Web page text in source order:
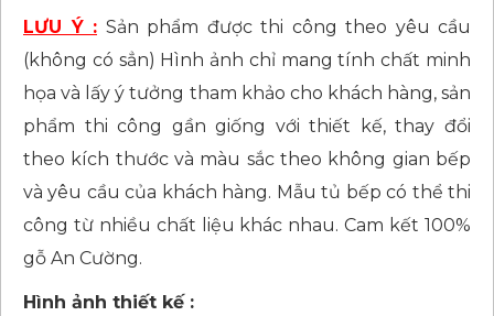
LƯU Ý : Sản phẩm được thi công theo yêu cầu
(không có sẳn) Hình ảnh chỉ mang tính chất minh
họa và lấy ý tưởng tham khảo cho khách hàng, sản
phẩm thi công gần giống với thiết kế, thay đổi
theo kích thước và màu sắc theo không gian bếp
và yêu cầu của khách hàng. Mẫu tủ bếp có thể thi
công từ nhiều chất liệu khác nhau. Cam kết 100%
gỗ An Cường.
Hình ảnh thiết kế :